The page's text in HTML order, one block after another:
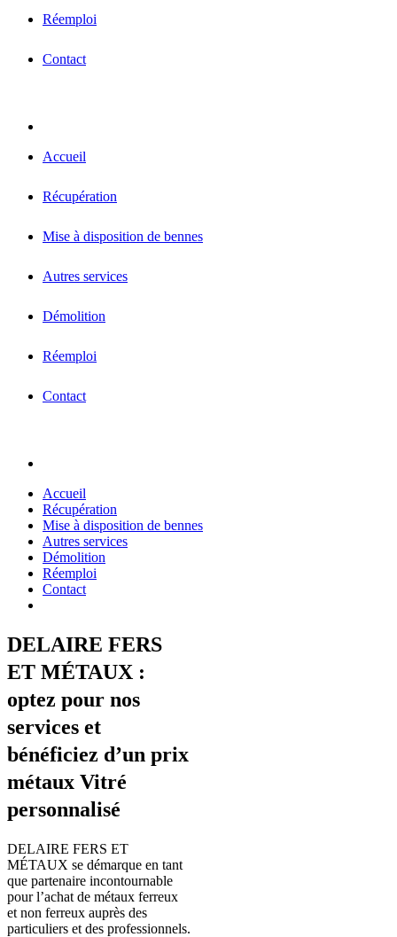
Réemploi
Contact
Accueil
Récupération
Mise à disposition de bennes
Autres services
Démolition
Réemploi
Contact
Accueil
Récupération
Mise à disposition de bennes
Autres services
Démolition
Réemploi
Contact
DELAIRE FERS
ET MÉTAUX :
optez pour nos
services et
bénéficiez d’un prix
métaux Vitré
personnalisé
DELAIRE FERS ET
MÉTAUX se démarque en tant
que partenaire incontournable
pour l’achat de métaux ferreux
et non ferreux auprès des
particuliers et des professionnels.